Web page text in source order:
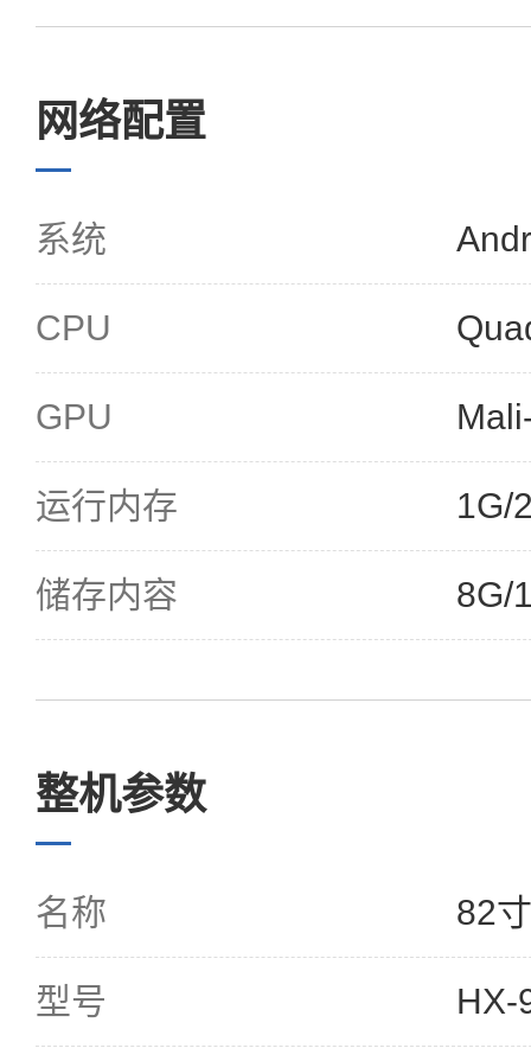
网络配置
系统
CPU
GPU
运行内存 1G/
储存内容 8G/
整机参数
名称 82
型号 HX-